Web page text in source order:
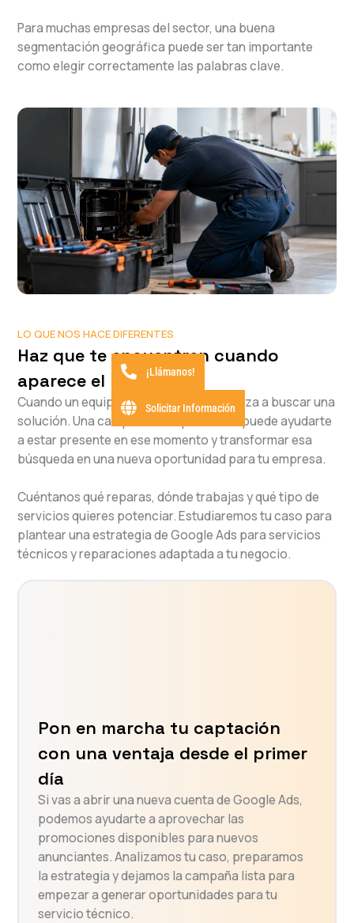
Para muchas empresas del sector, una buena
segmentación geográfica puede ser tan importante
como elegir correctamente las palabras clave.
LO QUE NOS HACE DIFERENTES
Haz que te encuentren cuando
aparece el problema
Cuando un equipo falla, el cliente empieza a buscar una
solución. Una campaña bien planteada puede ayudarte
a estar presente en ese momento y transformar esa
búsqueda en una nueva oportunidad para tu empresa.
Cuéntanos qué reparas, dónde trabajas y qué tipo de
servicios quieres potenciar. Estudiaremos tu caso para
plantear una estrategia de Google Ads para servicios
técnicos y reparaciones adaptada a tu negocio.
Pon en marcha tu captación
con una ventaja desde el primer
día
Si vas a abrir una nueva cuenta de Google Ads,
podemos ayudarte a aprovechar las
promociones disponibles para nuevos
anunciantes. Analizamos tu caso, preparamos
la estrategia y dejamos la campaña lista para
empezar a generar oportunidades para tu
servicio técnico.
¡Llámanos!
Solicitar Información